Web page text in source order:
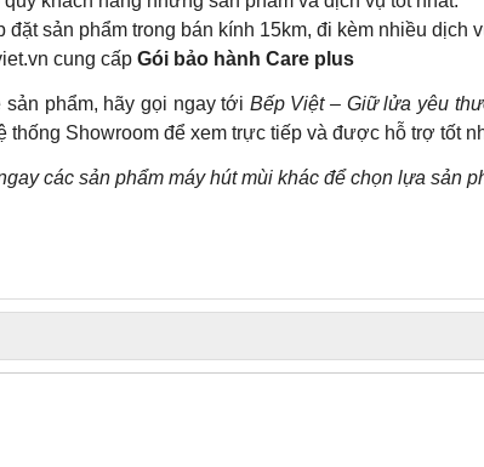
đặt sản phẩm trong bán kính 15km, đi kèm nhiều dịch
cung cấp Gói bảo hành Care plus
phẩm, hãy gọi ngay tới Bếp Việt – Giữ lửa yêu
thống Showroom để xem trực tiếp và được hỗ trợ tốt
các sản phẩm máy hút mùi khác để chọn lựa sản